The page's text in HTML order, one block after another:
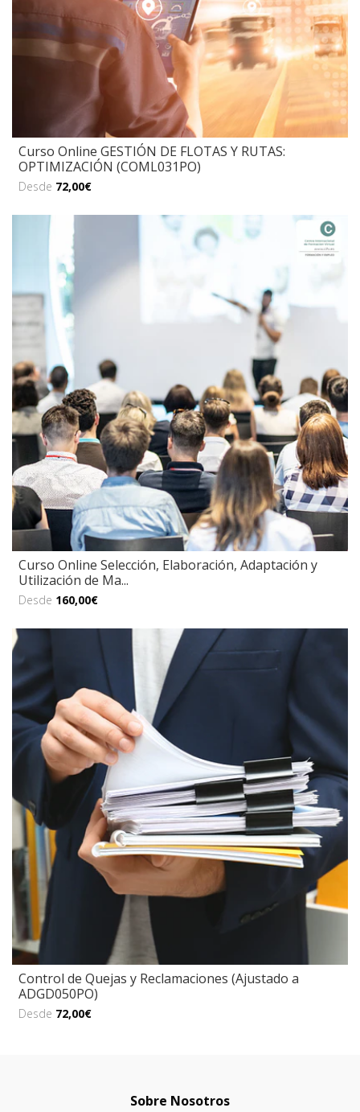
Curso Online GESTIÓN DE FLOTAS Y RUTAS:
OPTIMIZACIÓN (COML031PO)
Desde 72,00€
Curso Online Selección, Elaboración, Adaptación y
Utilización de Ma...
Desde 160,00€
Control de Quejas y Reclamaciones (Ajustado a
ADGD050PO)
Desde 72,00€
Sobre Nosotros